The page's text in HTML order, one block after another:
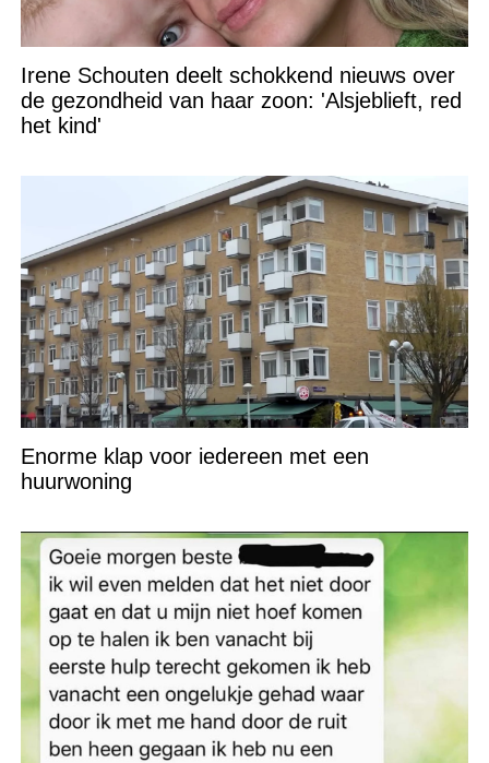
Irene Schouten deelt schokkend nieuws over
de gezondheid van haar zoon: 'Alsjeblieft, red
het kind'
Enorme klap voor iedereen met een
huurwoning